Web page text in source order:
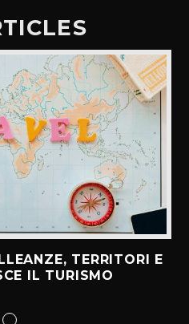
TERRITORI E
IL TURISMO